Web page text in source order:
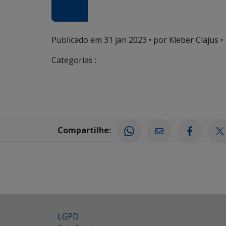
Publicado em 31 jan 2023 • por Kleber Clajus •
Categorias :
Compartilhe:
LGPD